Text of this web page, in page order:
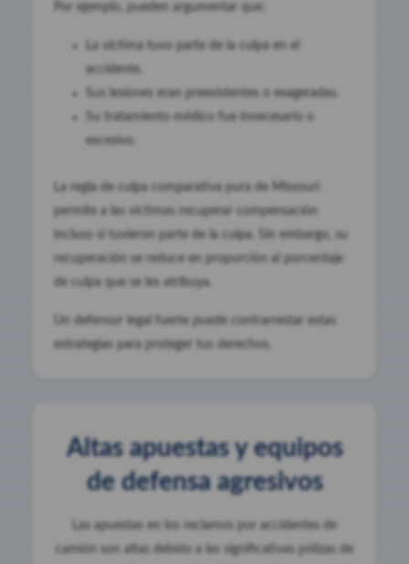
Por ejemplo, pueden argumentar que:
La víctima tuvo parte de la culpa en el
accidente.
Sus lesiones eran preexistentes o exageradas.
Su tratamiento médico fue innecesario o
excesivo.
La regla de culpa comparativa pura de Missouri
permite a las víctimas recuperar compensación
incluso si tuvieron parte de la culpa. Sin embargo, su
recuperación se reduce en proporción al porcentaje
de culpa que se les atribuya.
Un defensor legal fuerte puede contrarrestar estas
estrategias para proteger tus derechos.
Altas apuestas y equipos
de defensa agresivos
Las apuestas en los reclamos por accidentes de
camión son altas debido a las significativas pólizas de